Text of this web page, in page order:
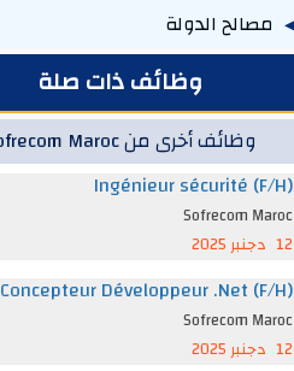
مصالح الدولة
وظائف ذات صلة
وظائف أخرى من Sofrecom Maroc
Ingénieur sécurité (F/H)
Sofrecom Maroc
12 دجنبر 2025
Concepteur Développeur .Net (F/H)
Sofrecom Maroc
12 دجنبر 2025